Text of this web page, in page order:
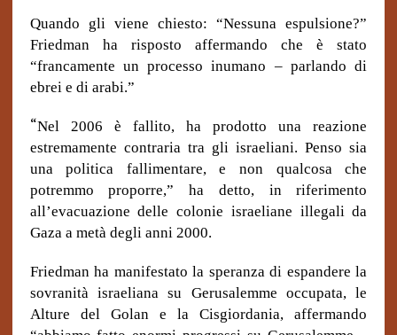
Quando gli viene chiesto: “Nessuna espulsione?”
Friedman ha risposto affermando che è stato
“francamente un processo inumano – parlando di
ebrei e di arabi.”
“Nel 2006 è fallito, ha prodotto una reazione
estremamente contraria tra gli israeliani. Penso sia
una politica fallimentare, e non qualcosa che
potremmo proporre,” ha detto, in riferimento
all’evacuazione delle colonie israeliane illegali da
Gaza a metà degli anni 2000.
Friedman ha manifestato la speranza di espandere la
sovranità israeliana su Gerusalemme occupata, le
Alture del Golan e la Cisgiordania, affermando